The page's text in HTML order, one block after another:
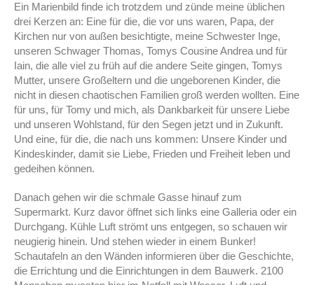
Ein Marienbild finde ich trotzdem und zünde meine üblichen
drei Kerzen an: Eine für die, die vor uns waren, Papa, der
Kirchen nur von außen besichtigte, meine Schwester Inge,
unseren Schwager Thomas, Tomys Cousine Andrea und für
Iain, die alle viel zu früh auf die andere Seite gingen, Tomys
Mutter, unsere Großeltern und die ungeborenen Kinder, die
nicht in diesen chaotischen Familien groß werden wollten. Eine
für uns, für Tomy und mich, als Dankbarkeit für unsere Liebe
und unseren Wohlstand, für den Segen jetzt und in Zukunft.
Und eine, für die, die nach uns kommen: Unsere Kinder und
Kindeskinder, damit sie Liebe, Frieden und Freiheit leben und
gedeihen können.
Danach gehen wir die schmale Gasse hinauf zum
Supermarkt. Kurz davor öffnet sich links eine Galleria oder ein
Durchgang. Kühle Luft strömt uns entgegen, so schauen wir
neugierig hinein. Und stehen wieder in einem Bunker!
Schautafeln an den Wänden informieren über die Geschichte,
die Errichtung und die Einrichtungen in dem Bauwerk. 2100